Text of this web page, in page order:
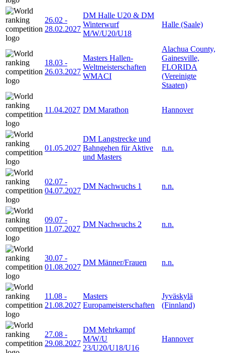
26.02 -
28.02.2027
DM Halle U20 & DM
Winterwurf
M/W/U20/U18
Halle (Saale)
18.03 -
26.03.2027
Masters Hallen-
Weltmeisterschaften
WMACI
Alachua County,
Gainesville,
FLORIDA
(Vereinigte
Staaten)
11.04.2027 DM Marathon Hannover
01.05.2027
DM Langstrecke und
Bahngehen für Aktive
und Masters
n.n.
02.07 -
04.07.2027
DM Nachwuchs 1 n.n.
09.07 -
11.07.2027
DM Nachwuchs 2 n.n.
30.07 -
01.08.2027
DM Männer/Frauen n.n.
11.08 -
21.08.2027
Masters
Europameisterschaften
Jyväskylä
(Finnland)
27.08 -
29.08.2027
DM Mehrkampf
M/W/U
23/U20/U18/U16
Hannover